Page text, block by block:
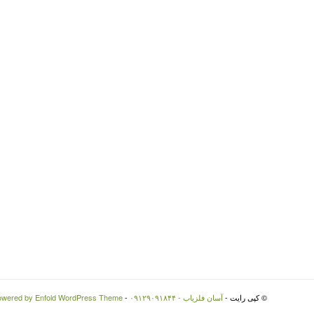
© کپی رایت -آسان فلزیاب - ۰۹۱۲۹۰۹۱۸۴۴ -
by Enfold WordPress Theme